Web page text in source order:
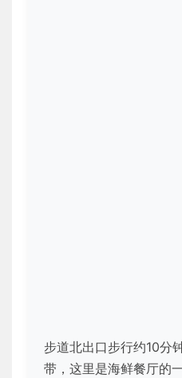
步道北出口步行约10分
带，这里是海鲜餐厅的